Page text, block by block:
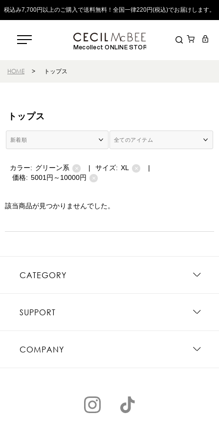
税込み7,700円以上のご購入で送料無料！全国一律220円(税込)でお届けします。
Mecollect ONLINE STORE
HOME > トップス
トップス
カラー: グリーン系 × | サイズ: XL ×
|
価格: 5001円～10000円 ×
該当商品が見つかりませんでした。
CATEGORY
SUPPORT
COMPANY